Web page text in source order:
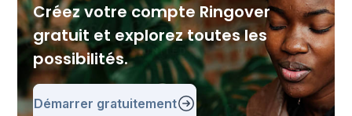
Créez votre compte Ringover
gratuit et explorez toutes les
possibilités.
Démarrer gratuitement